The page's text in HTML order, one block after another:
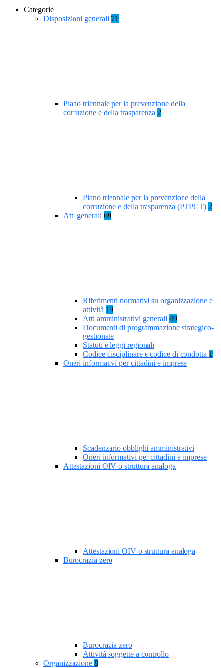
Categorie
Disposizioni generali 71
Piano triennale per la prevenzione della
corruzione e della trasparenza 2
Piano triennale per la prevenzione della
corruzione e della trasparenza (PTPCT) 2
Atti generali 69
Riferimenti normativi su organizzazione e
attività 19
Atti amministrativi generali 49
Documenti di programmazione strategico-
gestionale
Statuti e leggi regionali
Codice disciplinare e codice di condotta 1
Oneri informativi per cittadini e imprese
Scadenzario obblighi amministrativi
Oneri informativi per cittadini e imprese
Attestazioni OIV o struttura analoga
Attestazioni OIV o struttura analoga
Burocrazia zero
Burocrazia zero
Attività soggette a controllo
Organizzazione 8